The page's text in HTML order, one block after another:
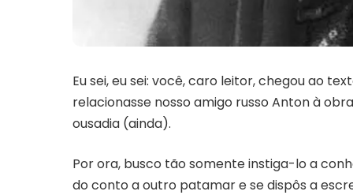
Eu sei, eu sei: você, caro leitor, chegou ao
relacionasse nosso amigo russo Anton à
ousadia (ainda).
Por ora, busco tão somente instiga-lo a
do conto a outro patamar e se dispôs a